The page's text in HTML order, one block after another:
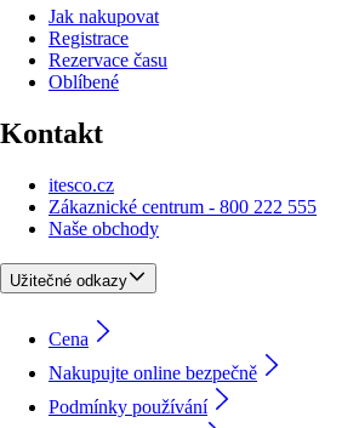
Jak nakupovat
Registrace
Rezervace času
Oblíbené
Kontakt
itesco.cz
Zákaznické centrum - 800 222 555
Naše obchody
Užitečné odkazy
Cena
Nakupujte online bezpečně
Podmínky používání